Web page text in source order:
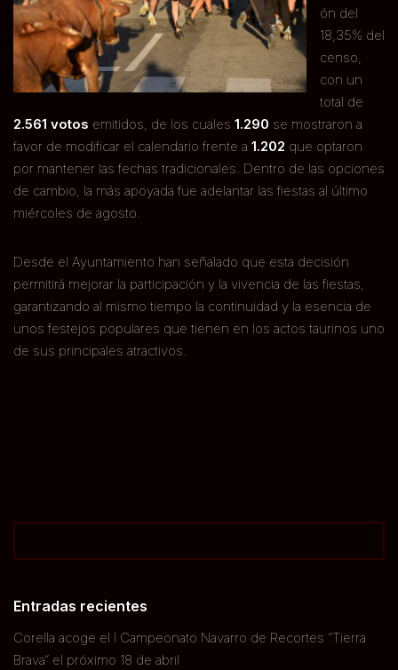
ón del
18,35% del
censo,
con un
total de
2.561 votos emitidos, de los cuales 1.290 se mostraron a
favor de modificar el calendario frente a 1.202 que optaron
por mantener las fechas tradicionales. Dentro de las opciones
de cambio, la más apoyada fue adelantar las fiestas al último
miércoles de agosto.
Desde el Ayuntamiento han señalado que esta decisión
permitirá mejorar la participación y la vivencia de las fiestas,
garantizando al mismo tiempo la continuidad y la esencia de
unos festejos populares que tienen en los actos taurinos uno
de sus principales atractivos.
Entradas recientes
Corella acoge el I Campeonato Navarro de Recortes “Tierra
Brava” el próximo 18 de abril